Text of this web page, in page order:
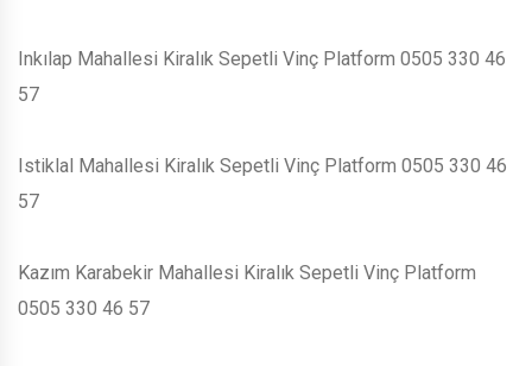
Inkılap Mahallesi Kiralık Sepetli Vinç Platform 0505 330 46
57
Istiklal Mahallesi Kiralık Sepetli Vinç Platform 0505 330 46
57
Kazım Karabekir Mahallesi Kiralık Sepetli Vinç Platform
0505 330 46 57